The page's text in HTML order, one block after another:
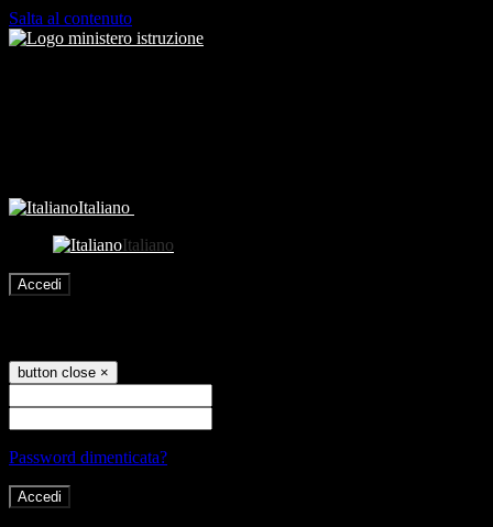
Salta al contenuto
Italiano
Italiano
Accedi
button close ×
Password dimenticata?